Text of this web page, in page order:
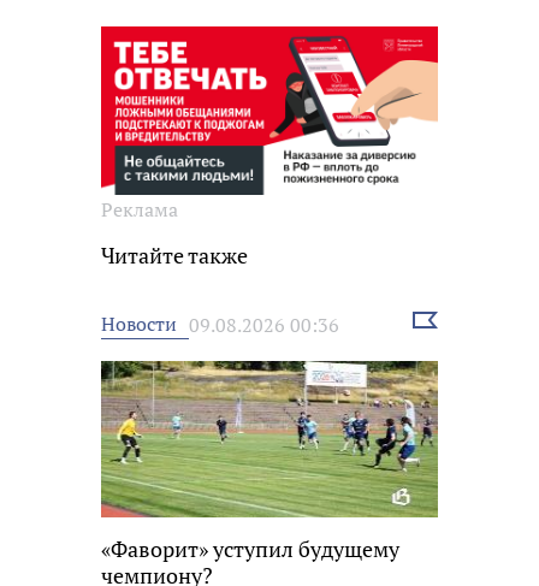
Реклама
Читайте также
Новости 09.08.2026 00:36
Выбрать
«Фаворит» уступил будущему
чемпиону?